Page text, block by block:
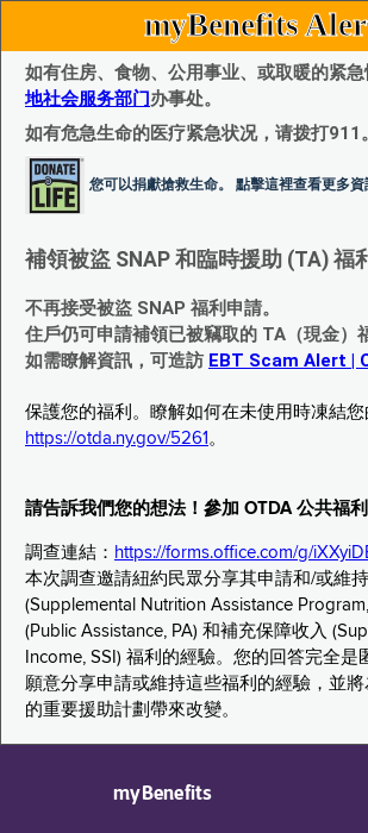
myBenefits
如有住房、食物、公用事业、或取暖的紧
地社会服务部门办事处。
如有危急生命的医疗紧急状况，请拨打911。
您可以捐獻搶救生命。 點擊這裡查看更多資
補領被盜 SNAP 和臨時援助 (TA) 福
不再接受被盜 SNAP 福利申請。
住戶仍可申請補領已被竊取的 TA（現金）
如需瞭解資訊，可造訪 EBT Scam Alert |
保護您的福利。瞭解如何在未使用時凍結您
https://otda.ny.gov/5261 。
請告訴我們您的想法！參加 OTDA 公共福利
調查連結： https://forms.office.com/g/
本次調查邀請紐約民眾分享其申請和/或維
(Supplemental Nutrition Assistance
(Public Assistance, PA) 和補充保障收入
Income, SSI) 福利的經驗。您的回答完全
願意分享申請或維持這些福利的經驗，並
的重要援助計劃帶來改變。
myBenefits